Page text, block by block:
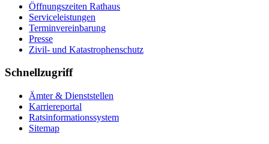
Öffnungszeiten Rathaus
Serviceleistungen
Terminvereinbarung
Presse
Zivil- und Katastrophenschutz
Schnellzugriff
Ämter & Dienststellen
Karriereportal
Ratsinformationssystem
Sitemap